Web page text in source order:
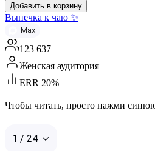
Добавить в корзину
Выпечка к чаю ✨
Max
123 637
Женская аудитория
ERR 20%
Чтобы читать, просто нажми
1 / 24